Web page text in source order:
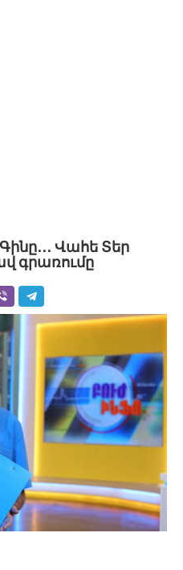
Վահե Տեր
գրառումը